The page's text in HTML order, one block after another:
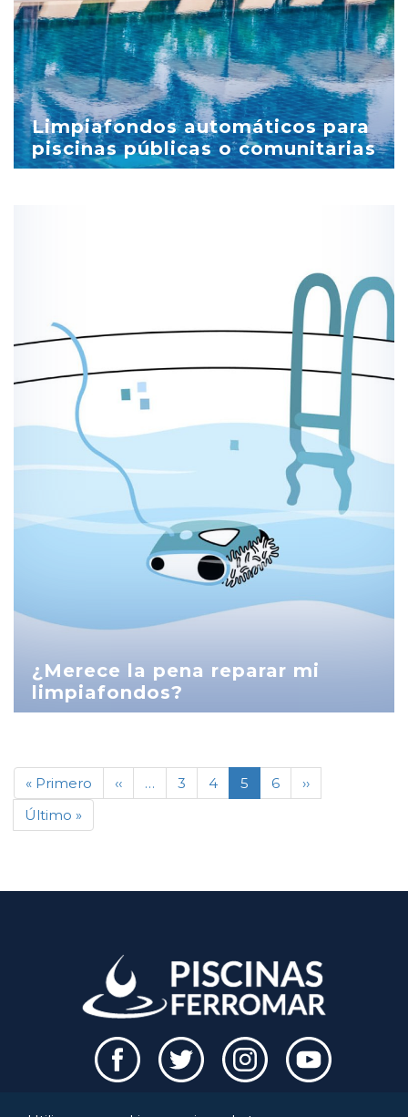
Limpiafondos automáticos para
piscinas públicas o comunitarias
¿Merece la pena reparar mi
limpiafondos?
« Primero ‹‹ … 3 4 5 6
››
Último »